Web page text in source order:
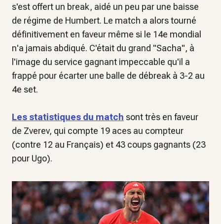
s'est offert un break, aidé un peu par une baisse
de régime de Humbert. Le match a alors tourné
définitivement en faveur même si le 14e mondial
n'a jamais abdiqué. C'était du grand "Sacha", à
l'image du service gagnant impeccable qu'il a
frappé pour écarter une balle de débreak à 3-2 au
4e set.
Les statistiques du match sont très en faveur
de Zverev, qui compte 19 aces au compteur
(contre 12 au Français) et 43 coups gagnants (23
pour Ugo).